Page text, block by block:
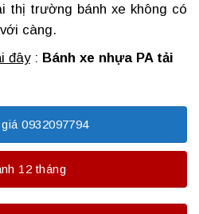
thị trường bánh xe không có
càng.
đây: Bánh xe nhựa PA tải
0932097794
12 tháng